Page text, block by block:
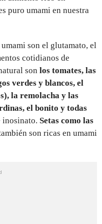
puro umami en nuestra
son el glutamato, el
cotidianos de
son los tomates, las
verdes y blancos, el
la remolacha y las
el bonito y todas
inosinato. Setas como las
son ricas en umami